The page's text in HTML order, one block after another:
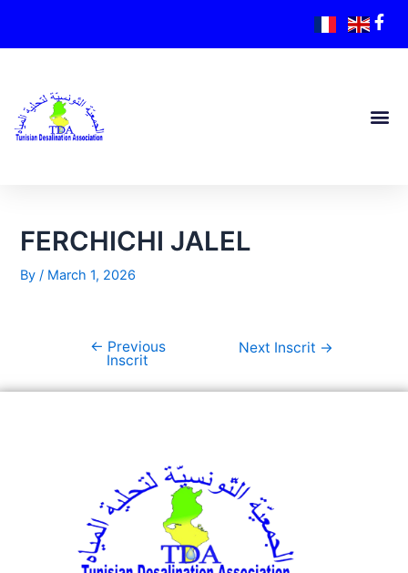
FERCHICHI JALEL
By/ March 1, 2026
← Previous
Inscrit
Next Inscrit →